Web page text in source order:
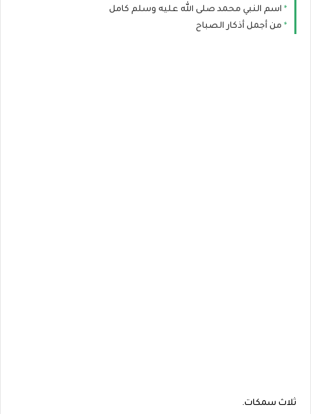
اسم النبي محمد صلى الله عليه وسلم كامل
من أجمل أذكار الصباح
ثلاث سمكات.